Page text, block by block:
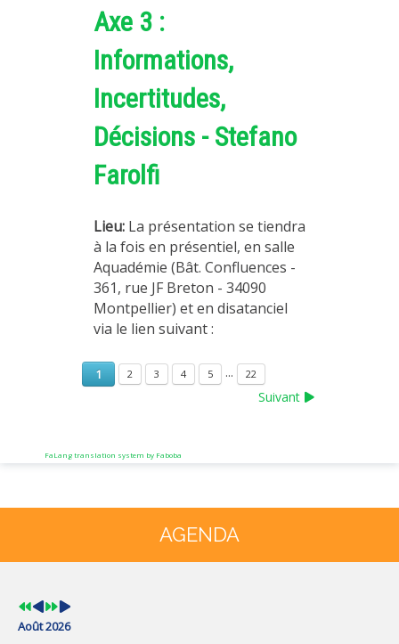
Axe 3 :
Informations,
Incertitudes,
Décisions - Stefano
Farolfi
Lieu: La présentation se tiendra
à la fois en présentiel, en salle
Aquadémie (Bât. Confluences -
361, rue JF Breton - 34090
Montpellier) et en disatanciel
via le lien suivant :
1 2 3 4 5 ... 22
Suivant
FaLang translation system by Faboba
AGENDA
Année
Mois
Année
Mois
Août 2026